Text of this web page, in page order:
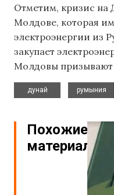
Отметим, кризис на
Молдове, которая
электроэнергии из
закупает
Молдовы призывают
дунай
румыния
Похожие
материалы